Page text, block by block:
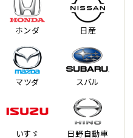
ホンダ 日産
マツダ スバル
いすゞ 日野自動車